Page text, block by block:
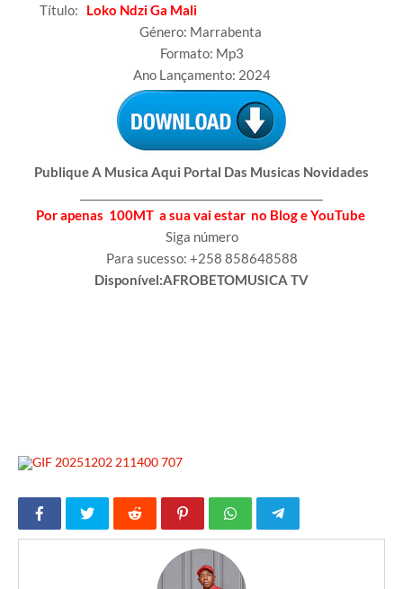
Título:
Loko Ndzi Ga Mali
Género: Marrabenta
Formato: Mp3
Ano Lançamento: 2024
Publique A Musica Aqui Portal Das Musicas Novidades
Por apenas 100MT a sua vai estar no Blog e YouTube
Siga número
Para sucesso: +258 858648588
Disponível:AFROBETOMUSICA TV